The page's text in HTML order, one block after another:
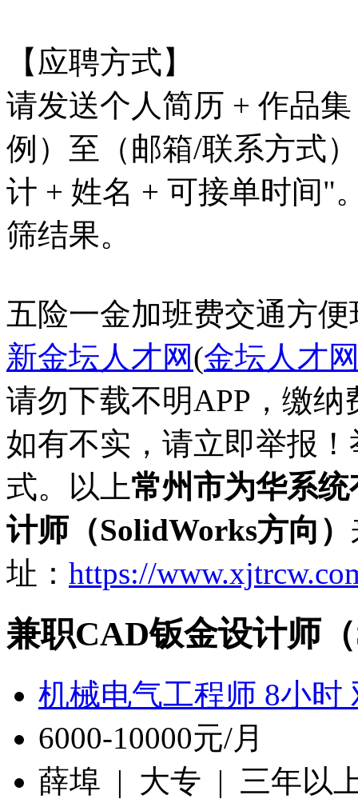
【应聘方式】
请发送个人简历 + 作品
例）至（邮箱/联系方式
计 + 姓名 + 可接单时间"
筛结果。
五险一金加班费交通方便
新金坛人才网(金坛人才
请勿下载不明APP，缴
如有不实，请立即举报
式。以上常州市为华系
计师（SolidWorks方向）
址： https://
兼职CAD钣金设计师
机械电气工程师 8小时
6000-10000元/月
薛埠 | 大专 | 三年以